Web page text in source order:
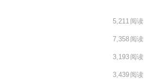
5,211 阅读
7,358 阅读
3,193 阅读
3,439 阅读